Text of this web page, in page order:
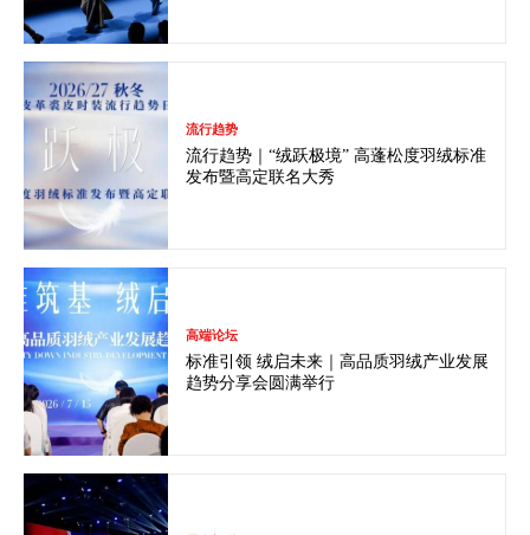
流行趋势
流行趋势｜“绒跃极境” 高蓬松度羽绒标准
发布暨高定联名大秀
高端论坛
标准引领 绒启未来｜高品质羽绒产业发展
趋势分享会圆满举行